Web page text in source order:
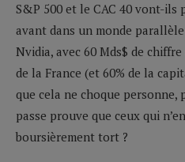
S&P 500 et le CAC 40 vont-
avant dans un monde
Nvidia, avec 60 Mds$ de
de la France (et 60% de la
que cela ne choque personne,
passe prouve que ceux qui
boursièrement tort ?